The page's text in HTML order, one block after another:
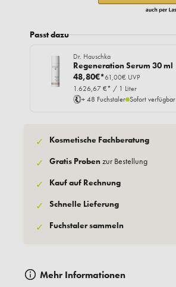
Passt dazu
Dr. Hauschka
Regeneration Serum 30 ml
48,80€*61,00€ UVP
1.626,67 €* / 1 Liter
+ 48 Fuchstaler Sofort verfügbar
✓ Kosmetische Fachberatung
✓ Gratis Probenzur Bestellung
✓ Kauf auf Rechnung
✓ Schnelle Lieferung
✓ Fuchstaler sammeln
Mehr Informationen